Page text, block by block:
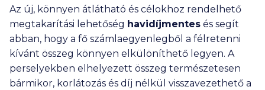
Az új, könnyen átlátható és célokhoz rendelhető
megtakarítási lehetőség havidíjmentes és segít
abban, hogy a fő számlaegyenlegből a félretenni
kívánt összeg könnyen elkülöníthető legyen. A
perselyekben elhelyezett összeg természetesen
bármikor, korlátozás és díj nélkül visszavezethető a